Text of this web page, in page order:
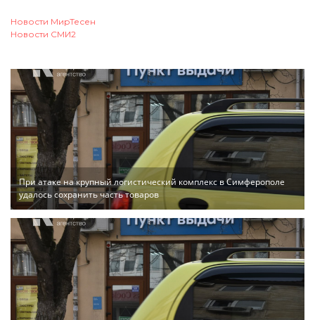
Новости МирТесен
Новости СМИ2
При атаке на крупный логистический комплекс в Симферополе
удалось сохранить часть товаров